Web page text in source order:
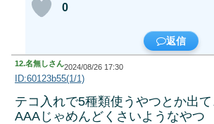
0
返信
12.名無しさん2024/08/26 17:30
ID:60123b55(1/1)
テコ入れで5種類使うやつとか出て
AAAじゃめんどくさいようなやつ